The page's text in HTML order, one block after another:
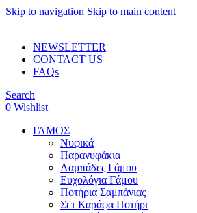
Skip to navigation Skip to main content
NEWSLETTER
CONTACT US
FAQs
Search
0 Wishlist
ΓΑΜΟΣ
Νυφικά
Παρανυφάκια
Λαμπάδες Γάμου
Ευχολόγια Γάμου
Ποτήρια Σαμπάνιας
Σετ Καράφα Ποτήρι